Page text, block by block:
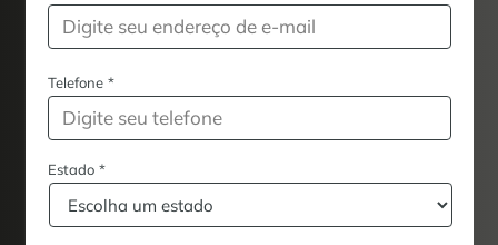
Telefone *
Estado *